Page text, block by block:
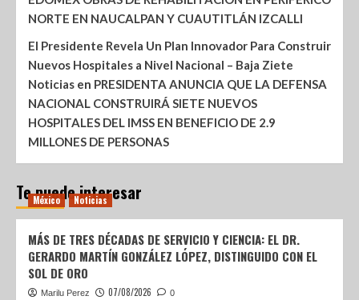
NORTE EN NAUCALPAN Y CUAUTITLÁN IZCALLI
El Presidente Revela Un Plan Innovador Para Construir
Nuevos Hospitales a Nivel Nacional – Baja Ziete
Noticias en PRESIDENTA ANUNCIA QUE LA DEFENSA
NACIONAL CONSTRUIRÁ SIETE NUEVOS
HOSPITALES DEL IMSS EN BENEFICIO DE 2.9
MILLONES DE PERSONAS
Te puede interesar
México Noticias
MÁS DE TRES DÉCADAS DE SERVICIO Y CIENCIA: EL DR.
GERARDO MARTÍN GONZÁLEZ LÓPEZ, DISTINGUIDO CON EL
SOL DE ORO
Marilu Perez 07/08/2026 0